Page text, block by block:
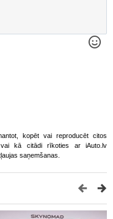
kopēt vai reproducēt citos
vai kā citādi rīkoties ar iAuto.lv
saņemšanas.